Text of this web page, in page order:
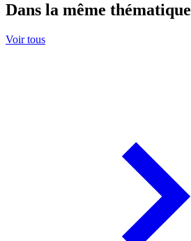
Dans la même thématique
Voir tous